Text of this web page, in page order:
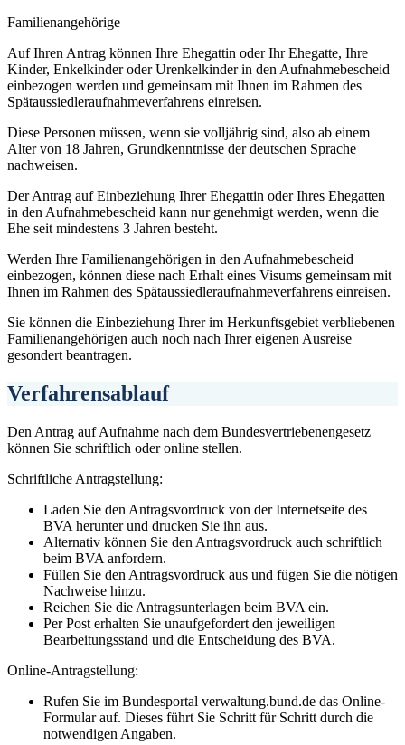
Familienangehörige
Auf Ihren Antrag können Ihre Ehegattin oder Ihr Ehegatte, Ihre
Kinder, Enkelkinder oder Urenkelkinder in den Aufnahmebescheid
einbezogen werden und gemeinsam mit Ihnen im Rahmen des
Spätaussiedleraufnahmeverfahrens einreisen.
Diese Personen müssen, wenn sie volljährig sind, also ab einem
Alter von 18 Jahren, Grundkenntnisse der deutschen Sprache
nachweisen.
Der Antrag auf Einbeziehung Ihrer Ehegattin oder Ihres Ehegatten
in den Aufnahmebescheid kann nur genehmigt werden, wenn die
Ehe seit mindestens 3 Jahren besteht.
Werden Ihre Familienangehörigen in den Aufnahmebescheid
einbezogen, können diese nach Erhalt eines Visums gemeinsam mit
Ihnen im Rahmen des Spätaussiedleraufnahmeverfahrens einreisen.
Sie können die Einbeziehung Ihrer im Herkunftsgebiet verbliebenen
Familienangehörigen auch noch nach Ihrer eigenen Ausreise
gesondert beantragen.
Verfahrensablauf
Den Antrag auf Aufnahme nach dem Bundesvertriebenengesetz
können Sie schriftlich oder online stellen.
Schriftliche Antragstellung:
Laden Sie den Antragsvordruck von der Internetseite des
BVA herunter und drucken Sie ihn aus.
Alternativ können Sie den Antragsvordruck auch schriftlich
beim BVA anfordern.
Füllen Sie den Antragsvordruck aus und fügen Sie die nötigen
Nachweise hinzu.
Reichen Sie die Antragsunterlagen beim BVA ein.
Per Post erhalten Sie unaufgefordert den jeweiligen
Bearbeitungsstand und die Entscheidung des BVA.
Online-Antragstellung:
Rufen Sie im Bundesportal verwaltung.bund.de das Online-
Formular auf. Dieses führt Sie Schritt für Schritt durch die
notwendigen Angaben.